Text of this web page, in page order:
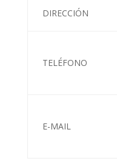
DIRECCIÓN
TELÉFONO
E-MAIL